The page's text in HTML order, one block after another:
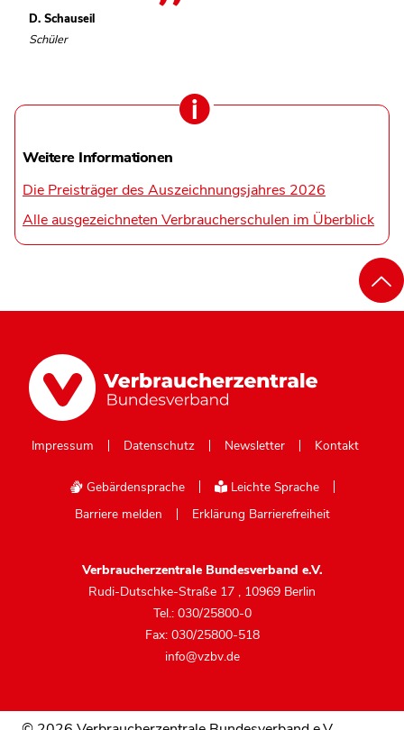
D. Schauseil
Schüler
Weitere Informationen
Die Preisträger des Auszeichnungsjahres 2026
Alle ausgezeichneten Verbraucherschulen im Überblick
Impressum Datenschutz Newsletter Kontakt
Gebärdensprache
Leichte Sprache
Barriere melden
Erklärung Barrierefreiheit
Verbraucherzentrale Bundesverband e.V.
Rudi-Dutschke-Straße 17 , 10969 Berlin
Tel.: 030/25800-0
Fax: 030/25800-518
info@vzbv.de